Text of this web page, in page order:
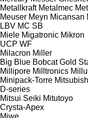
Metallkraft Metalmec
Meuser Meyn Micansan
LBV MC SB
Miele Migatronic Mikron
UCP WF
Milacron Miller
Big Blue Bobcat Gold
Millipore Milltronics
Minipack-Torre
D-series
Mitsui Seiki Mitutoyo
Crysta-Apex
Miwe